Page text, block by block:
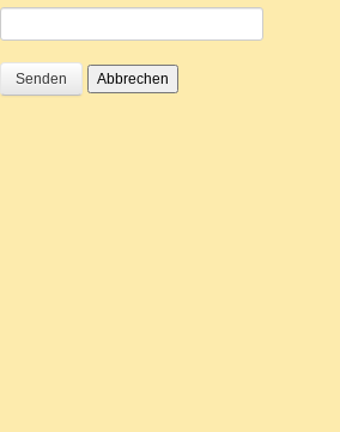
Senden Abbrechen